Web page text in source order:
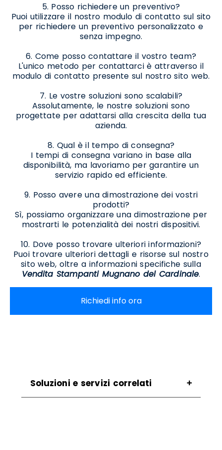
5. Posso richiedere un preventivo?
Puoi utilizzare il nostro modulo di contatto sul sito
per richiedere un preventivo personalizzato e
senza impegno.
6. Come posso contattare il vostro team?
L'unico metodo per contattarci è attraverso il
modulo di contatto presente sul nostro sito web.
7. Le vostre soluzioni sono scalabili?
Assolutamente, le nostre soluzioni sono
progettate per adattarsi alla crescita della tua
azienda.
8. Qual è il tempo di consegna?
I tempi di consegna variano in base alla
disponibilità, ma lavoriamo per garantire un
servizio rapido ed efficiente.
9. Posso avere una dimostrazione dei vostri
prodotti?
Sì, possiamo organizzare una dimostrazione per
mostrarti le potenzialità dei nostri dispositivi.
10. Dove posso trovare ulteriori informazioni?
Puoi trovare ulteriori dettagli e risorse sul nostro
sito web, oltre a informazioni specifiche sulla
Vendita Stampanti Mugnano del Cardinale.
Richiedi info ora
Soluzioni e servizi correlati